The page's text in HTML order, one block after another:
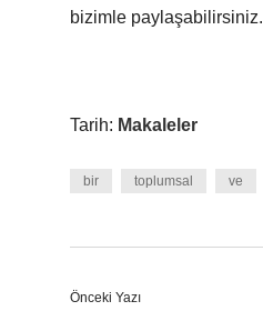
bizimle paylaşabilirsiniz.
Tarih: Makaleler
bir toplumsal ve
Önceki Yazı